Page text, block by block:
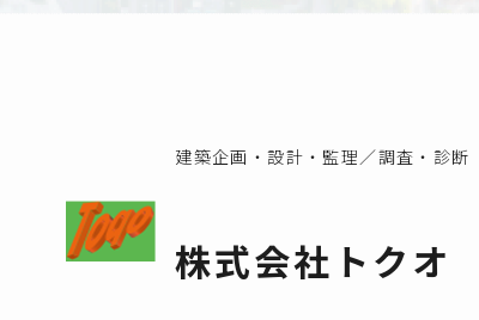
建築企画・設計・監理／調査・診断
株式会社トクオ